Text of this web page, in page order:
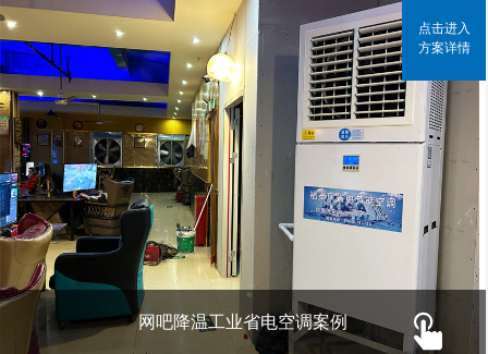
网吧降温工业省电空调案例
点击进入
方案详情